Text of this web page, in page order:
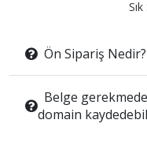
Ön Sipariş Nedir?
Belge
domain